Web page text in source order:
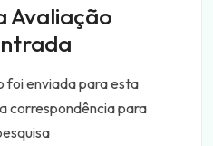
Avaliação
foi enviada para esta
correspondência para